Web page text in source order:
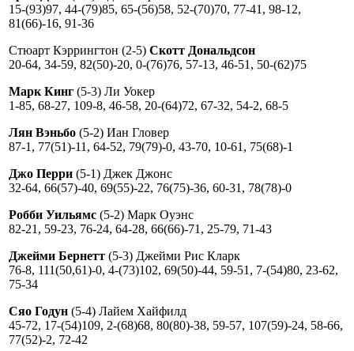
15-(93)97, 44-(79)85, 65-(56)58, 52-(70)70, 77-41, 98-12,
81(66)-16, 91-36
Стюарт Кэррингтон (2-5) Скотт Дональдсон
20-64, 34-59, 82(50)-20, 0-(76)76, 57-13, 46-51, 50-(62)75
Марк Кинг (5-3) Ли Уокер
1-85, 68-27, 109-8, 46-58, 20-(64)72, 67-32, 54-2, 68-5
Лян Вэньбо (5-2) Иан Гловер
87-1, 77(51)-11, 64-52, 79(79)-0, 43-70, 10-61, 75(68)-1
Джо Перри (5-1) Джек Джонс
32-64, 66(57)-40, 69(55)-22, 76(75)-36, 60-31, 78(78)-0
Робби Уильямс (5-2) Марк Оуэнс
82-21, 59-23, 76-24, 64-28, 66(66)-71, 25-79, 71-43
Джейми Бернетт (5-3) Джейми Рис Кларк
76-8, 111(50,61)-0, 4-(73)102, 69(50)-44, 59-51, 7-(54)80, 23-62,
75-34
Сяо Годун (5-4) Лайем Хайфилд
45-72, 17-(54)109, 2-(68)68, 80(80)-38, 59-57, 107(59)-24, 58-66,
77(52)-2, 72-42